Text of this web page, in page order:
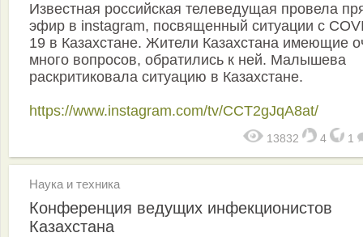
Известная российская телеведущая провела
эфир в instagram, посвященный ситуации c
19 в Казахстане. Жители Казахстана имеющие
много вопросов, обратились к ней. Малышева
раскритиковала ситуацию в Казахстане.
https://www.instagram.com/tv/CCT2gJqA8at/
13832 4 1
Наука и техника
Конференция ведущих инфекционистов
Казахстана